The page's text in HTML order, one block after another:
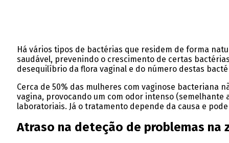
Há vários tipos de bactérias que residem de forma
saudável, prevenindo o crescimento de certas
desequilíbrio da flora vaginal e do número destas
Cerca de 50% das mulheres com vaginose bacteriana
vagina, provocando um com odor intenso
laboratoriais. Já o tratamento depende da causa e
Atraso na deteção de problemas na